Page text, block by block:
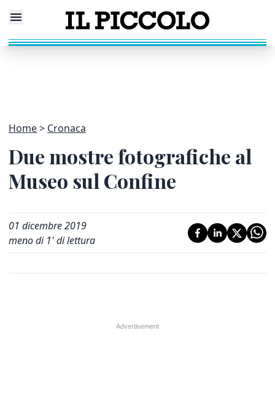
Home Cronaca
Due mostre fotografiche al
Museo sul Confine
01 dicembre 2019
meno di 1' di lettura